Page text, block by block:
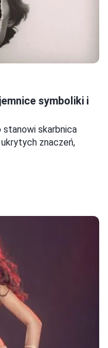
symboliki i
stanowi skarbnica
znaczeń,